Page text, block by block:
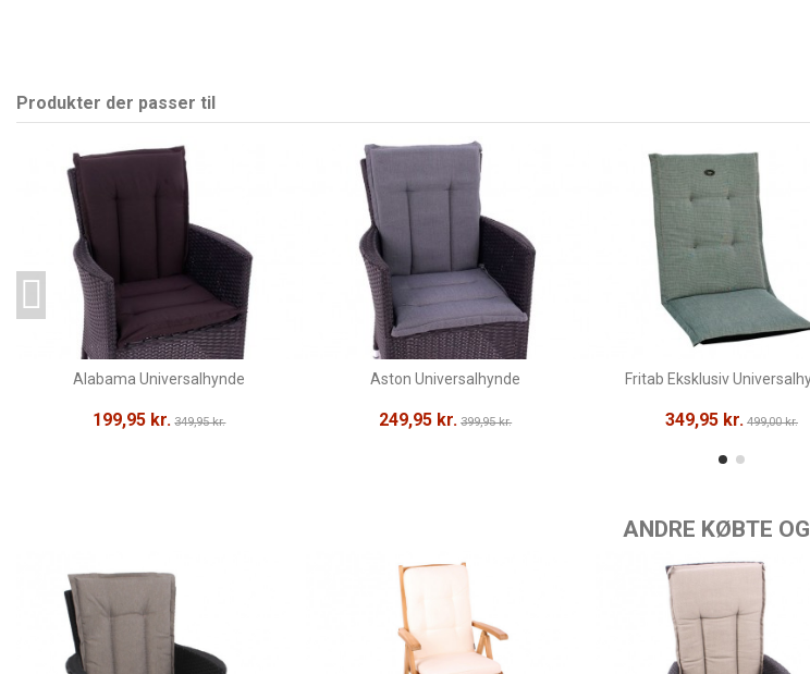
Produkter der passer til
Alabama Universalhynde
199,95 kr. 349,95 kr.
Aston Universalhynde
249,95 kr. 399,95 kr.
Fritab Eksklusiv
349,95 kr. 499,00 kr.
ANDRE KØBTE